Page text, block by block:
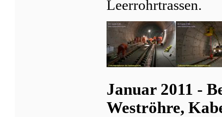
Leerrohrtrassen.
Januar 2011 -
Weströhre,